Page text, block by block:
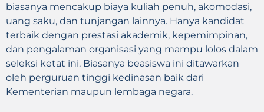
biasanya mencakup biaya kuliah penuh, akomodasi,
uang saku, dan tunjangan lainnya. Hanya kandidat
terbaik dengan prestasi akademik, kepemimpinan,
dan pengalaman organisasi yang mampu lolos dalam
seleksi ketat ini. Biasanya beasiswa ini ditawarkan
oleh perguruan tinggi kedinasan baik dari
Kementerian maupun lembaga negara.